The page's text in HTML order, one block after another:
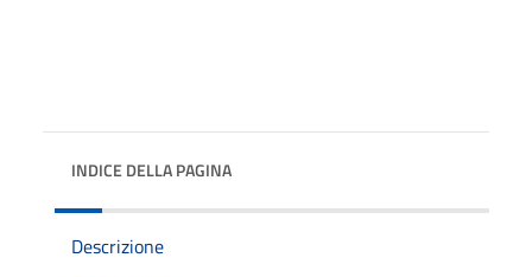
INDICE DELLA PAGINA
Descrizione